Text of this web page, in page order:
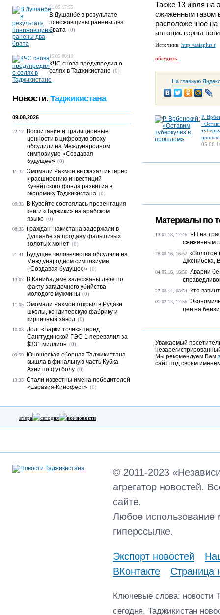
Также 13 июля на
сжиженным газом
расположенное на
автоцистерны
Источник: http://asiaplus.tj
обсудить
На главную
Р.
05.06
Материалы по
13.07.18, 12:46
ЧП на
сжиженным
28.08.16, 16:52 «Золотое
Джонибека,
04.05.16, 16:56 Аварии
27.08.14, 08:54 Кто
01.02.13, 12:56
цен на
Уважаемый
Мы рекомендуем Вам
сайт под своим
21.05 17:55
В Душанбе в результате
поножовщины ранены два
брата (0)
15.05 08:10
КЧС снова предупредил о
селях в Таджикистане (0)
Новости. Таджикистана
09.08.2026
22:12
Воспитание и традиционные
ценности в цифровую эпоху
обсудили на Международном
симпозиуме «Создавая
будущее» (0)
11:32 Эмомали Рахмон высказал интерес
к расширению инвестиций
Кувейтского фонда развития в
экономику Таджикистана (0)
09:33
В Кувейте состоялась презентация
книги «Таджики» на арабском
языке (0)
08:35
Граждан Пакистана задержали в
Душанбе за продажу фальшивых
золотых монет (0)
21:41
Будущее человечества обсудили на
Международном симпозиуме
«Создавая будущее» (0)
13:07
В Канибадаме задержаны двое по
факту загадочного убийства
молодого мужчины (0)
11:05 Эмомали Рахмон открыл в Рудаки
школы, кондитерскую фабрику и
кирпичный завод (0)
10:03 Долг «Барки точик» перед
Сангтудинской ГЭС-1 перевалил за
$331 миллион (0)
09:59
Юношеская сборная Таджикистана
вышла в финальную часть Кубка
Азии по футболу (0)
13:33 Стали известны имена победителей
«Евразия-Кинофест» (0)
вчера сегодня все новости
© 2011-2023
агрегатор новостей.
сайте.
Любое использование
гиперссылке.
Экспорт новостей
ВКонтакте
Страница
Ключевые слова: новости
сегодня, Таджикистан